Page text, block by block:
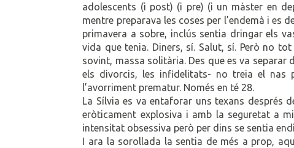
adolescents (i post) (i pre) (i un màster en
mentre preparava les coses per l’endemà i es
primavera a sobre, inclús sentia dringar els
vida que tenia. Diners, sí. Salut, sí. Però no
sovint, massa solitària. Des que es va
els divorcis, les infidelitats- no treia el nas
l’avorriment prematur. Només en té 28.
La Sílvia es va entaforar uns texans després
eròticament explosiva i amb la seguretat a
intensitat obsessiva però per dins se sentia
I ara la sorollada la sentia de més a prop,